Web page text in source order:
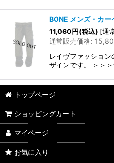
BONE メンズ・カ
11,060円(税込) [通
通常販売価格:
レイヴファッショ
ザインです。 ＞＞
トップページ
ショッピングカート
マイページ
お気に入り